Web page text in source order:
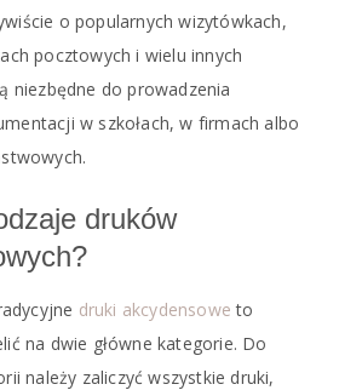
o popularnych wizytówkach,
pocztowych i wielu innych
niezbędne do prowadzenia
w szkołach, w firmach albo
druków
druki akcydensowe to
na dwie główne kategorie. Do
należy zaliczyć wszystkie druki,